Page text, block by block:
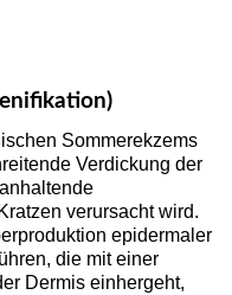
Sommerekzems
Verdickung der
verursacht wird.
epidermaler
die mit einer
Dermis einhergeht,